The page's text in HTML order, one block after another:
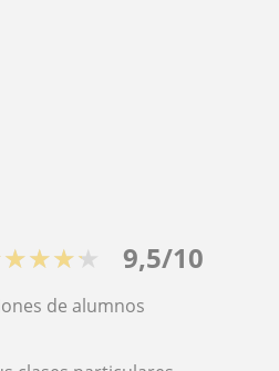
9,5/10
de alumnos